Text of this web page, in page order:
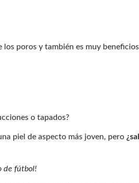
poros y también es muy
o tapados?
piel de aspecto más joven, pero
de fútbol!